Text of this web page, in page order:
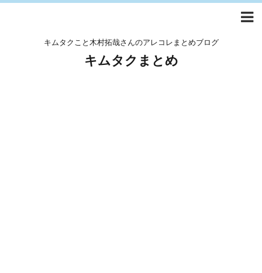
キムタクこと木村拓哉さんのアレコレまとめブログ
キムタクまとめ